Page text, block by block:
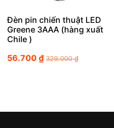
Đèn pin chiến thuật LED
Greene 3AAA (hàng xuất
Chile )
56.700₫ 329.000₫